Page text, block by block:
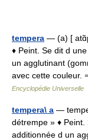
tempera — (a) [
♦ Peint. Se dit d
un agglutinant
avec cette
Encyclopédie Universelle
tempera\ a —
détrempe » ♦
additionnée d un